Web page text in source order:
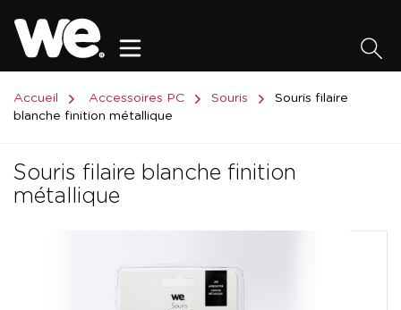
Accueil Accessoires PC Souris
Souris filaire
blanche finition métallique
Souris filaire blanche finition
métallique